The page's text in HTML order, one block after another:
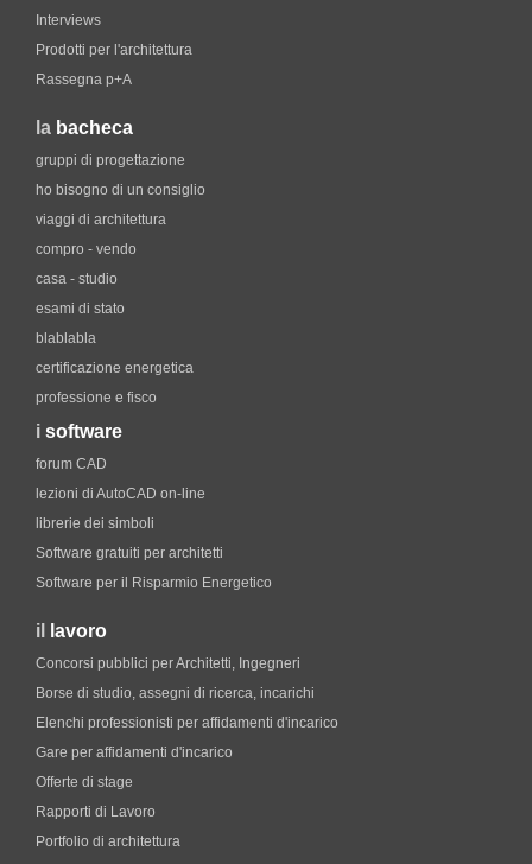
Interviews
Prodotti per l'architettura
Rassegna p+A
la bacheca
gruppi di progettazione
ho bisogno di un consiglio
viaggi di architettura
compro - vendo
casa - studio
esami di stato
blablabla
certificazione energetica
professione e fisco
i software
forum CAD
lezioni di AutoCAD on-line
librerie dei simboli
Software gratuiti per architetti
Software per il Risparmio Energetico
il lavoro
Concorsi pubblici per Architetti, Ingegneri
Borse di studio, assegni di ricerca, incarichi
Elenchi professionisti per affidamenti d'incarico
Gare per affidamenti d'incarico
Offerte di stage
Rapporti di Lavoro
Portfolio di architettura